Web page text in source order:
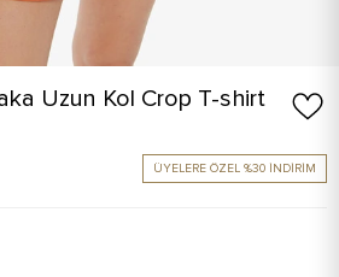
Uzun Kol Crop T-shirt
ÜYELERE ÖZEL %30 İNDİRİM